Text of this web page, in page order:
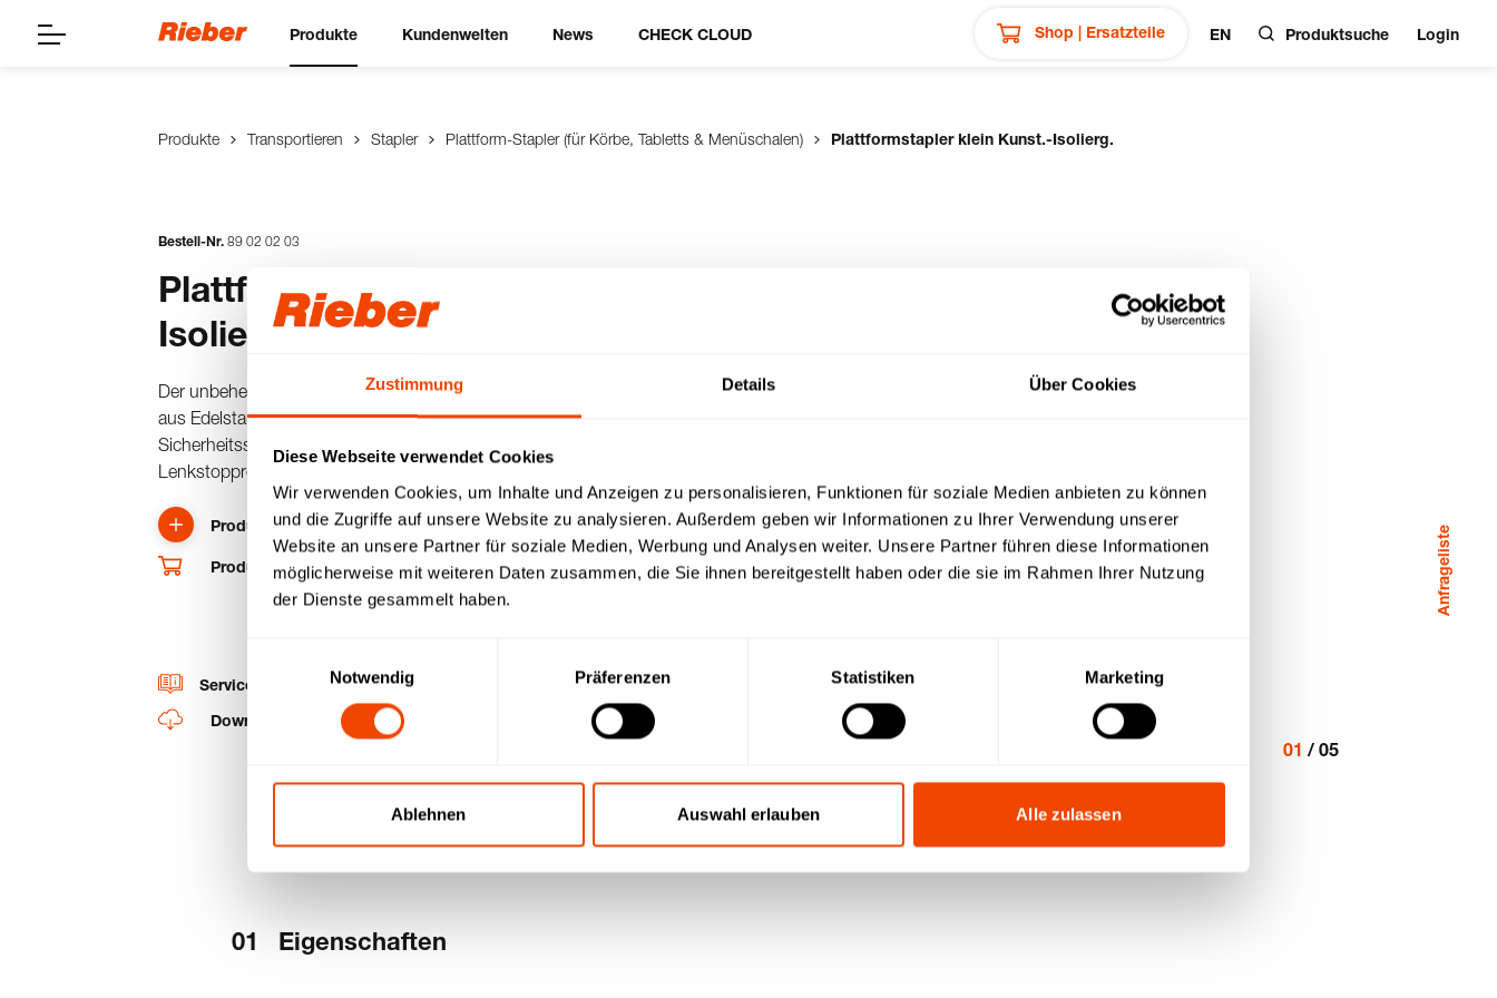
Zustimmung Details Über Cookies
Diese Webseite verwendet Cookies
Wir verwenden Cookies, um Inhalte und Anzeigen zu personalisieren, Funktionen für soziale Medien anbieten zu können
und die Zugriffe auf unsere Website zu analysieren. Außerdem geben wir Informationen zu Ihrer Verwendung unserer
Website an unsere Partner für soziale Medien, Werbung und Analysen weiter. Unsere Partner führen diese Informationen
möglicherweise mit weiteren Daten zusammen, die Sie ihnen bereitgestellt haben oder die sie im Rahmen Ihrer Nutzung
der Dienste gesammelt haben.
Notwendig
Präferenzen Statistiken Marketing
Ablehnen Auswahl erlauben Alle zulassen
Produkte Kundenwelten News CHECK CLOUD Shop | Ersatzteile EN Produktsuche Login
Produkte Transportieren Stapler Plattform-Stapler (für Körbe, Tabletts & Menüschalen) Plattformstapler klein Kunst.-Isolierg.
01 / 05
Bestell-Nr. 89 02 02 03
Plattformstapler klein Kunst.-
Isolierg.
Der unbeheizte Plattformstapler für Kunststoffteile, geschlossen
aus Edelstahl, Korpus einwandig, Einlegeblech mit Schlitzlochung,
Sicherheitsschiebegriff, 4 Stoßecken, rostfreie Rollen (2 Lenk- & 2
Lenkstopprollen).
Produkt anfragen
Produkt und Ersatzteile im Shop kaufen
Service-Videos
Downloads
Eigenschaften
Anfrageliste